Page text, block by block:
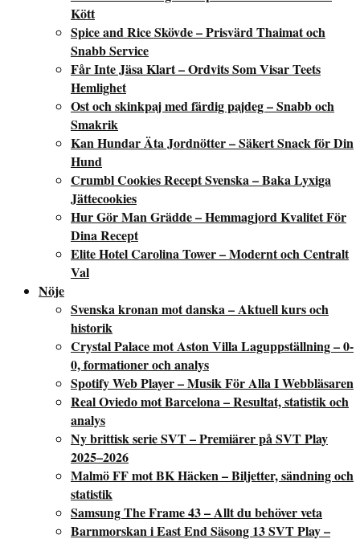
Kött
Spice and Rice Skövde – Prisvärd Thaimat och
Snabb Service
Får Inte Jäsa Klart – Ordvits Som Visar Teets
Hemlighet
Ost och skinkpaj med färdig pajdeg – Snabb och
Smakrik
Kan Hundar Äta Jordnötter – Säkert Snack för Din
Hund
Crumbl Cookies Recept Svenska – Baka Lyxiga
Jättecookies
Hur Gör Man Grädde – Hemmagjord Kvalitet För
Dina Recept
Elite Hotel Carolina Tower – Modernt och Centralt
Val
Nöje
Svenska kronan mot danska – Aktuell kurs och
historik
Crystal Palace mot Aston Villa Laguppställning – 0-
0, formationer och analys
Spotify Web Player – Musik För Alla I Webbläsaren
Real Oviedo mot Barcelona – Resultat, statistik och
analys
Ny brittisk serie SVT – Premiärer på SVT Play
2025–2026
Malmö FF mot BK Häcken – Biljetter, sändning och
statistik
Samsung The Frame 43 – Allt du behöver veta
Barnmorskan i East End Säsong 13 SVT Play –